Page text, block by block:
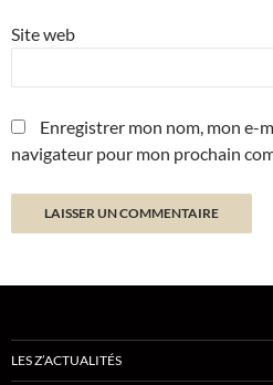
Site web
Enregistrer mon nom, mon e-
navigateur pour mon prochain
LES Z’ACTUALITÉS